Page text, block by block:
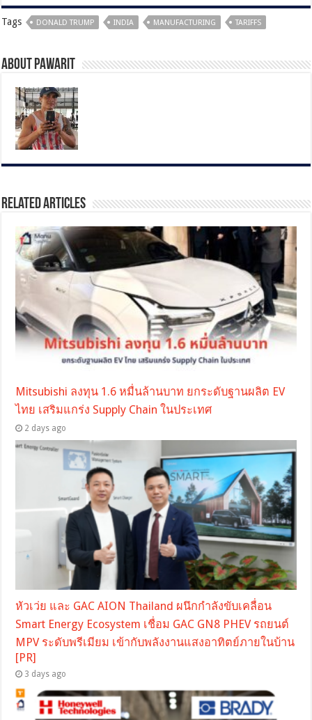
Tags DONALD TRUMP INDIA MANUFACTURING TARIFFS
About pawarit
Related Articles
Mitsubishi ลงทุน 1.6 หมื่นล้านบาท ยกระดับฐานผลิต EV
ไทย เสริมแกร่ง Supply Chain ในประเทศ
2 days ago
หัวเว่ย และ GAC AION Thailand ผนึกกำลังขับเคลื่อน
Smart Energy Ecosystem เชื่อม GAC GN8 PHEV รถยนต์
MPV ระดับพรีเมียม เข้ากับพลังงานแสงอาทิตย์ภายในบ้าน
[PR]
3 days ago